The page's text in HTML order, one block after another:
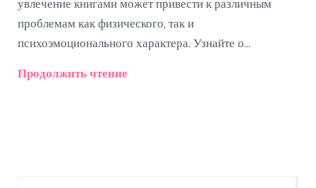
увлечение книгами может привести к различным
проблемам как физического, так и
психоэмоционального характера. Узнайте о
количества книг без вреда для здоровья и психики.
Продолжить чтение